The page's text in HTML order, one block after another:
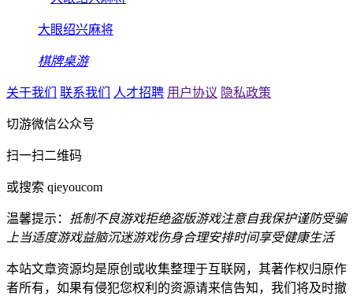
大眼绍兴麻将
棋牌桌游
关于我们 联系我们 人才招聘 用户协议 隐私政策
切游微信公众号
扫一扫二维码
或搜索 qieyoucom
温馨提示： 抵制不良游戏拒绝盗版游戏注意自我保护谨防受骗
上当适度游戏益脑沉迷游戏伤身合理安排时间享受健康生活
本站文章资源均是原创或收集整理于互联网，其著作权归原作
者所有，如果有侵犯您权利的资源请来信告知，我们将及时撤